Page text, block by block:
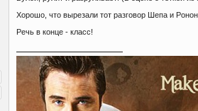
Хорошо, что вырезали тот разговор Шепа и
Речь в конце - класс!